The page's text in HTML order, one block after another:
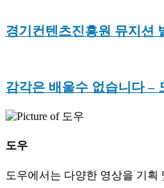
경기컨텐츠진흥원 뮤지션
감각은 배울수 없습니다 –
도우
도우에서는 다양한 영상을 기